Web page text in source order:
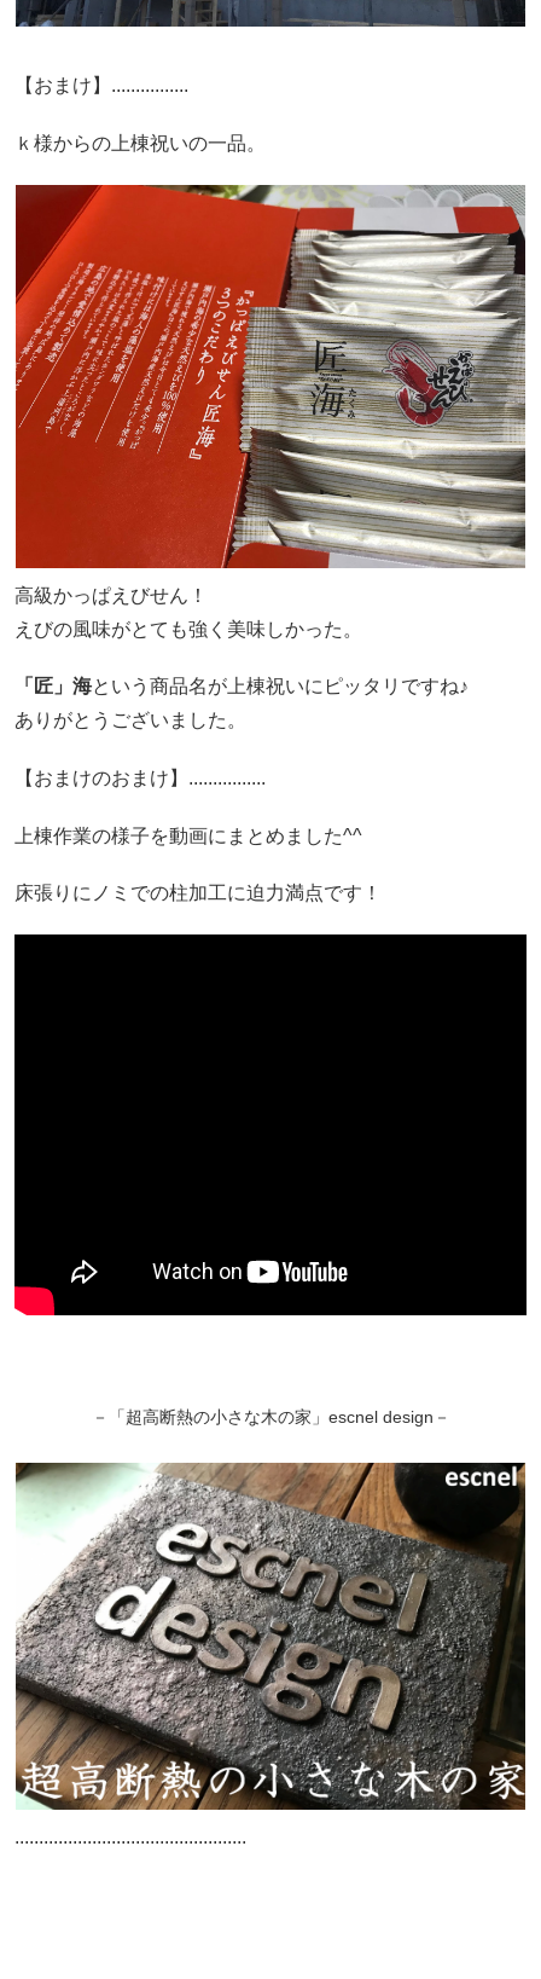
【おまけ】................
ｋ様からの上棟祝いの一品。
高級かっぱえびせん！
えびの風味がとても強く美味しかった。
「匠」海という商品名が上棟祝いにピッタリですね♪
ありがとうございました。
【おまけのおまけ】................
上棟作業の様子を動画にまとめました^^
床張りにノミでの柱加工に迫力満点です！
－「超高断熱の小さな木の家」escnel design－
................................................